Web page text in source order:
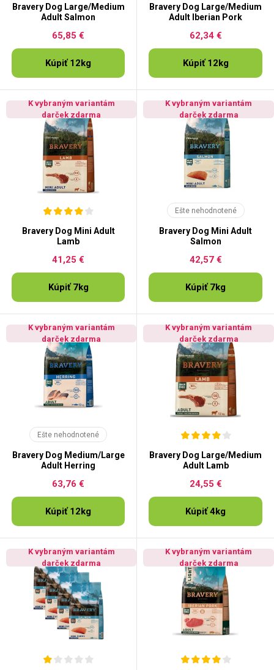
Bravery Dog Large/Medium
Adult Salmon
65,85 €
Kúpiť 12kg
Bravery Dog Large/Medium
Adult Iberian Pork
62,34 €
Kúpiť 12kg
K vybraným variantám
darček zdarma
Bravery Dog Mini Adult
Lamb
41,25 €
Kúpiť 7kg
K vybraným variantám
darček zdarma
Ešte nehodnotené
Bravery Dog Mini Adult
Salmon
42,57 €
Kúpiť 7kg
K vybraným variantám
darček zdarma
Ešte nehodnotené
Bravery Dog Medium/Large
Adult Herring
63,76 €
Kúpiť 12kg
K vybraným variantám
darček zdarma
Bravery Dog Large/Medium
Adult Lamb
24,55 €
Kúpiť 4kg
K vybraným variantám
darček zdarma
K vybraným variantám
darček zdarma